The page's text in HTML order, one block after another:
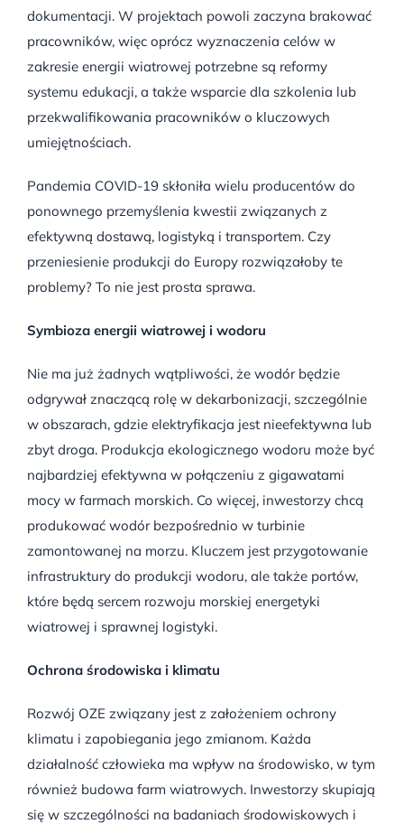
dokumentacji. W projektach powoli zaczyna brakować
pracowników, więc oprócz wyznaczenia celów w
zakresie energii wiatrowej potrzebne są reformy
systemu edukacji, a także wsparcie dla szkolenia lub
przekwalifikowania pracowników o kluczowych
umiejętnościach.
Pandemia COVID-19 skłoniła wielu producentów do
ponownego przemyślenia kwestii związanych z
efektywną dostawą, logistyką i transportem. Czy
przeniesienie produkcji do Europy rozwiązałoby te
problemy? To nie jest prosta sprawa.
Symbioza energii wiatrowej i wodoru
Nie ma już żadnych wątpliwości, że wodór będzie
odgrywał znaczącą rolę w dekarbonizacji, szczególnie
w obszarach, gdzie elektryfikacja jest nieefektywna lub
zbyt droga. Produkcja ekologicznego wodoru może być
najbardziej efektywna w połączeniu z gigawatami
mocy w farmach morskich. Co więcej, inwestorzy chcą
produkować wodór bezpośrednio w turbinie
zamontowanej na morzu. Kluczem jest przygotowanie
infrastruktury do produkcji wodoru, ale także portów,
które będą sercem rozwoju morskiej energetyki
wiatrowej i sprawnej logistyki.
Ochrona środowiska i klimatu
Rozwój OZE związany jest z założeniem ochrony
klimatu i zapobiegania jego zmianom. Każda
działalność człowieka ma wpływ na środowisko, w tym
również budowa farm wiatrowych. Inwestorzy skupiają
się w szczególności na badaniach środowiskowych i